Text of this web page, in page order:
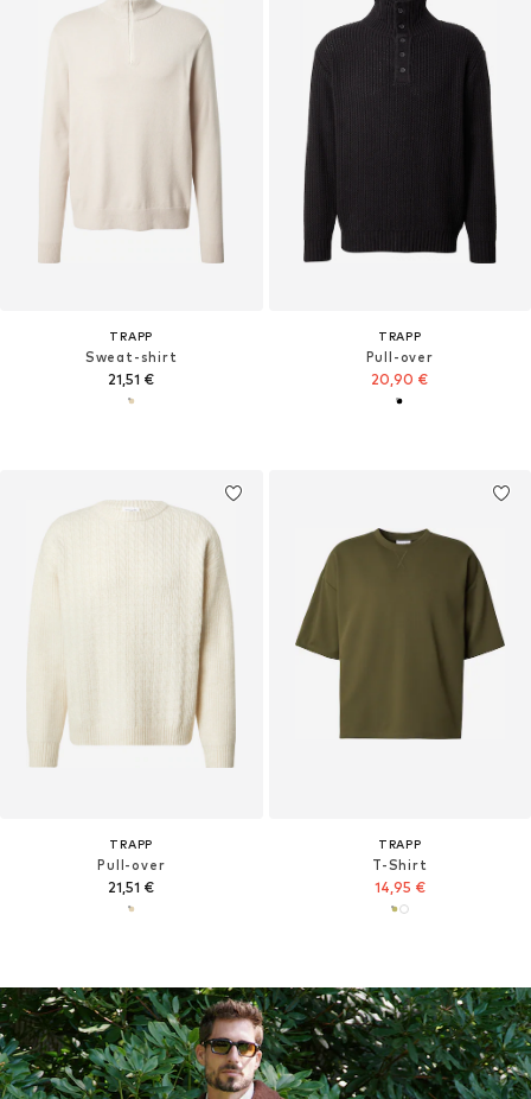
TRAPP
Sweat-shirt
21,51 €
TRAPP
Pull-over
20,90 €
TRAPP
Pull-over
21,51 €
TRAPP
T-Shirt
14,95 €